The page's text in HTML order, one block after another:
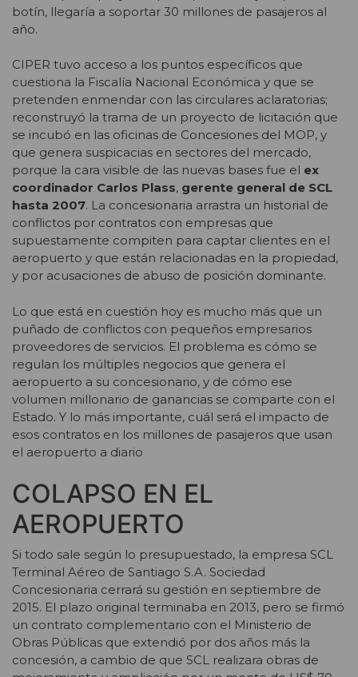
botín, llegaría a soportar 30 millones de pasajeros al
año.
CIPER tuvo acceso a los puntos específicos que
cuestiona la Fiscalía Nacional Económica y que se
pretenden enmendar con las circulares aclaratorias;
reconstruyó la trama de un proyecto de licitación que
se incubó en las oficinas de Concesiones del MOP, y
que genera suspicacias en sectores del mercado,
porque la cara visible de las nuevas bases fue el ex
coordinador Carlos Plass, gerente general de SCL
hasta 2007. La concesionaria arrastra un historial de
conflictos por contratos con empresas que
supuestamente compiten para captar clientes en el
aeropuerto y que están relacionadas en la propiedad,
y por acusaciones de abuso de posición dominante.
Lo que está en cuestión hoy es mucho más que un
puñado de conflictos con pequeños empresarios
proveedores de servicios. El problema es cómo se
regulan los múltiples negocios que genera el
aeropuerto a su concesionario, y de cómo ese
volumen millonario de ganancias se comparte con el
Estado. Y lo más importante, cuál será el impacto de
esos contratos en los millones de pasajeros que usan
el aeropuerto a diario
COLAPSO EN EL
AEROPUERTO
Si todo sale según lo presupuestado, la empresa SCL
Terminal Aéreo de Santiago S.A. Sociedad
Concesionaria cerrará su gestión en septiembre de
2015. El plazo original terminaba en 2013, pero se firmó
un contrato complementario con el Ministerio de
Obras Públicas que extendió por dos años más la
concesión, a cambio de que SCL realizara obras de